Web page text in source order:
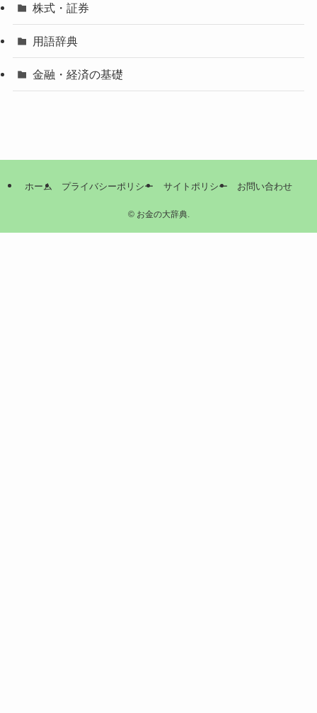
株式・証券
用語辞典
金融・経済の基礎
ホーム プライバシーポリシー サイトポリシー お問い合わせ
©お金の大辞典.